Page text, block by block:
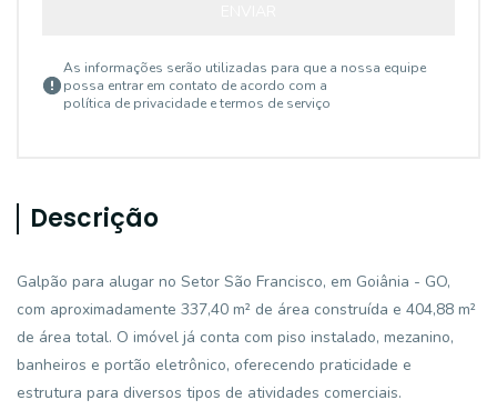
As informações serão utilizadas para que a nossa equipe
possa entrar em contato de acordo com a
política de privacidade e termos de serviço
Descrição
Galpão para alugar no Setor São Francisco, em Goiânia - GO,
com aproximadamente 337,40 m² de área construída e 404,88 m²
de área total. O imóvel já conta com piso instalado, mezanino,
banheiros e portão eletrônico, oferecendo praticidade e
estrutura para diversos tipos de atividades comerciais.